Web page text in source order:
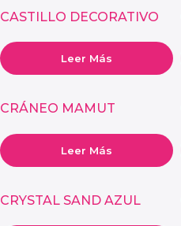
CASTILLO DECORATIVO
Leer Más
CRÁNEO MAMUT
Leer Más
CRYSTAL SAND AZUL